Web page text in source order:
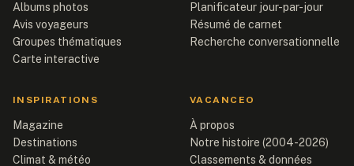
Albums photos
Avis voyageurs
Groupes thématiques
Carte interactive
Planificateur jour-par-jour
Résumé de carnet
Recherche conversationnelle
INSPIRATIONS
Magazine
Destinations
Climat & météo
VACANCEO
À propos
Notre histoire (2004-2026)
Classements & données